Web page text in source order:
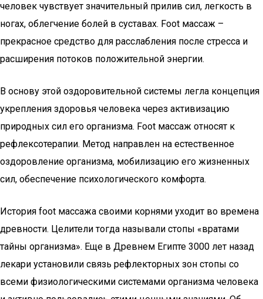
человек чувствует значительный прилив сил, легкость в
ногах, облегчение болей в суставах. Foot массаж –
прекрасное средство для расслабления после стресса и
расширения потоков положительной энергии.
В основу этой оздоровительной системы легла концепция
укрепления здоровья человека через активизацию
природных сил его организма. Foot массаж относят к
рефлексотерапии. Метод направлен на естественное
оздоровление организма, мобилизацию его жизненных
сил, обеспечение психологического комфорта.
История foot массажа своими корнями уходит во времена
древности. Целители тогда называли стопы «вратами
тайны организма». Еще в Древнем Египте 3000 лет назад
лекари установили связь рефлекторных зон стопы со
всеми физиологическими системами организма человека